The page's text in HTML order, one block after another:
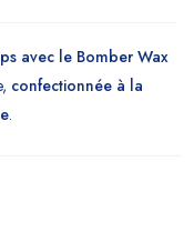
avec le Bomber Wax
confectionnée à la
.